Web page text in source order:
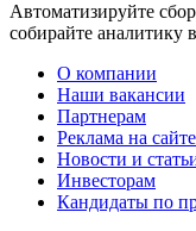
Автоматизируйте
собирайте аналитику
О компании
Наши вакансии
Партнерам
Реклама на сайте
Новости и
Инвесторам
Кандидаты по